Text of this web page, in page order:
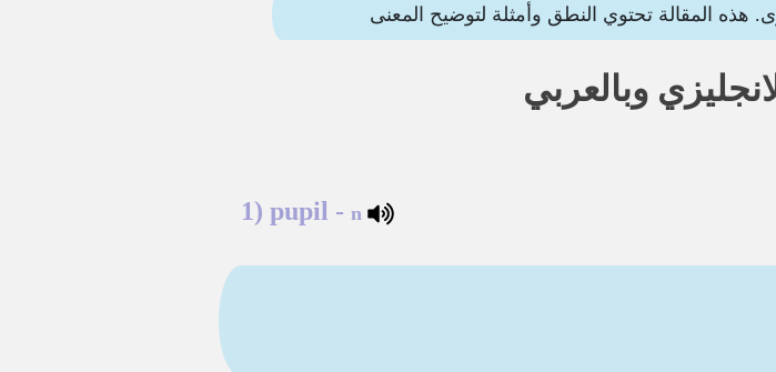
وبالعربي
1) pupil - n